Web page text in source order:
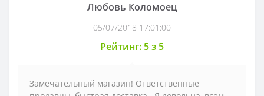
Любовь Коломоец
05/07/2018 17:01:00
Рейтинг: 5 з 5
Замечательный магазин! Ответственные